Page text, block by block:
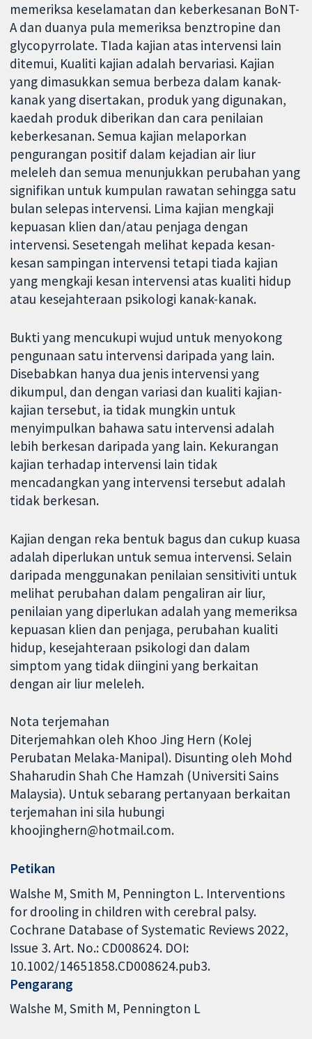
memeriksa keselamatan dan keberkesanan BoNT-
A dan duanya pula memeriksa benztropine dan
glycopyrrolate. TIada kajian atas intervensi lain
ditemui, Kualiti kajian adalah bervariasi. Kajian
yang dimasukkan semua berbeza dalam kanak-
kanak yang disertakan, produk yang digunakan,
kaedah produk diberikan dan cara penilaian
keberkesanan. Semua kajian melaporkan
pengurangan positif dalam kejadian air liur
meleleh dan semua menunjukkan perubahan yang
signifikan untuk kumpulan rawatan sehingga satu
bulan selepas intervensi. Lima kajian mengkaji
kepuasan klien dan/atau penjaga dengan
intervensi. Sesetengah melihat kepada kesan-
kesan sampingan intervensi tetapi tiada kajian
yang mengkaji kesan intervensi atas kualiti hidup
atau kesejahteraan psikologi kanak-kanak.
Bukti yang mencukupi wujud untuk menyokong
pengunaan satu intervensi daripada yang lain.
Disebabkan hanya dua jenis intervensi yang
dikumpul, dan dengan variasi dan kualiti kajian-
kajian tersebut, ia tidak mungkin untuk
menyimpulkan bahawa satu intervensi adalah
lebih berkesan daripada yang lain. Kekurangan
kajian terhadap intervensi lain tidak
mencadangkan yang intervensi tersebut adalah
tidak berkesan.
Kajian dengan reka bentuk bagus dan cukup kuasa
adalah diperlukan untuk semua intervensi. Selain
daripada menggunakan penilaian sensitiviti untuk
melihat perubahan dalam pengaliran air liur,
penilaian yang diperlukan adalah yang memeriksa
kepuasan klien dan penjaga, perubahan kualiti
hidup, kesejahteraan psikologi dan dalam
simptom yang tidak diingini yang berkaitan
dengan air liur meleleh.
Nota terjemahan
Diterjemahkan oleh Khoo Jing Hern (Kolej
Perubatan Melaka-Manipal). Disunting oleh Mohd
Shaharudin Shah Che Hamzah (Universiti Sains
Malaysia). Untuk sebarang pertanyaan berkaitan
terjemahan ini sila hubungi
khoojinghern@hotmail.com.
Petikan
Walshe M, Smith M, Pennington L. Interventions
for drooling in children with cerebral palsy.
Cochrane Database of Systematic Reviews 2022,
Issue 3. Art. No.: CD008624. DOI:
10.1002/14651858.CD008624.pub3.
Pengarang
Walshe M Smith M Pennington L